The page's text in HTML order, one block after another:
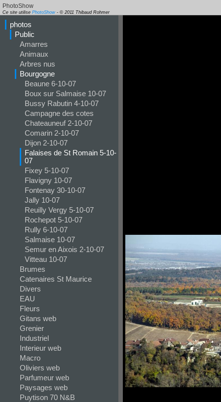
PhotoShow
Ce site utilise PhotoShow - © 2011 Thibaud Rohmer
photos
Public
Amarres
Animaux
Arbres nus
Bourgogne
Beaune 6-10-07
Boux sur Salmaise 10-07
Bussy Rabutin 4-10-07
Campagne des cotes
Chateauneuf 2-10-07
Comarin 2-10-07
Dijon 2-10-07
Falaises de St Romain 5-10-
07
Fixey 5-10-07
Flavigny 10-07
Fontenay 30-10-07
Jally 10-07
Reuilly Vergy 5-10-07
Rochepot 5-10-07
Rully 6-10-07
Salmaise 10-07
Semur en Aixois 2-10-07
Vitteau 10-07
Brumes
Catenaires St Maurice
Divers
EAU
Fleurs
Gitans web
Grenier
Industriel
Interieur web
Macro
Oliviers web
Parfumeur web
Paysages web
Puytison 70 N&B